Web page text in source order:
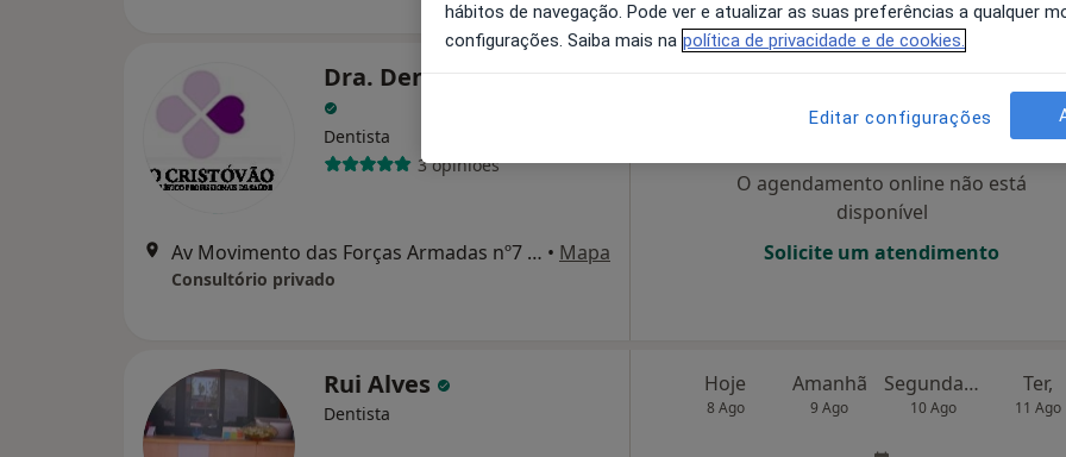
Dra. Dentista Amadora
Dentista
3 opiniões
Av Movimento das Forças Armadas nº7 R/c dto, Amadora • Mapa
Consultório privado
O agendamento online não está
disponível
Solicite um atendimento
Rui Alves
Dentista
Hoje
8 Ago
Amanhã
9 Ago
Segunda-feira
10 Ago
Ter,
11 Ago
hábitos de navegação. Pode ver e atualizar as suas preferências a qualquer
configurações. Saiba mais na política de privacidade e de cookies.
Editar configurações